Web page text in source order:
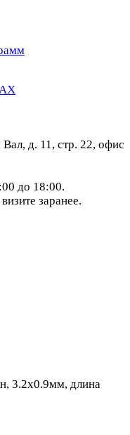
д. 11, стр. 22, офис
до 18:00.
заранее.
3.2х0.9мм, длина